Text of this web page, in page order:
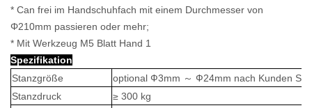
* Can frei im Handschuhfach mit einem Durchmesser von
Φ210mm passieren oder mehr;
* Mit Werkzeug M5 Blatt Hand 1
Spezifikation
Stanzgröße
optional Ф3mm ～ Ф24mm nach Kunden
Stanzdruck
≥ 300 kg